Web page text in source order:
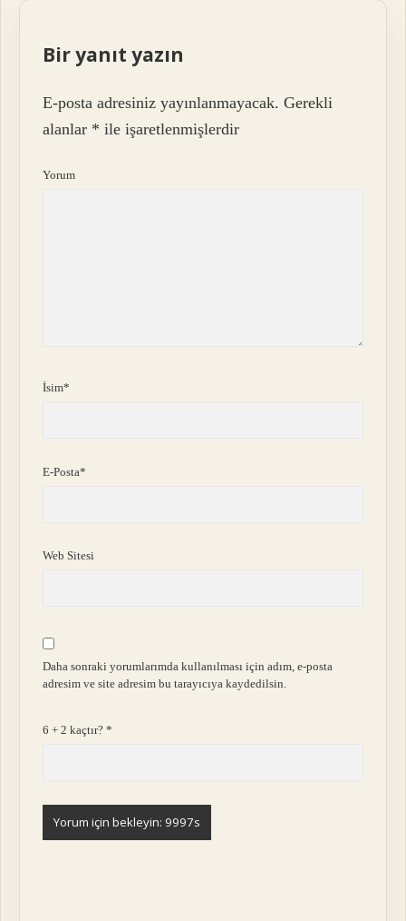
Bir yanıt yazın
E-posta adresiniz yayınlanmayacak. Gerekli
alanlar * ile işaretlenmişlerdir
Yorum
İsim*
E-Posta*
Web Sitesi
Daha sonraki yorumlarımda kullanılması için adım, e-posta
adresim ve site adresim bu tarayıcıya kaydedilsin.
6 + 2 kaçtır?*